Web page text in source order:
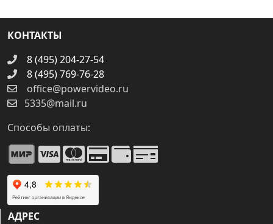
КОНТАКТЫ
8 (495) 204-27-54
8 (495) 769-76-28
office@powervideo.ru
5335@mail.ru
Способы оплаты:
АДРЕС